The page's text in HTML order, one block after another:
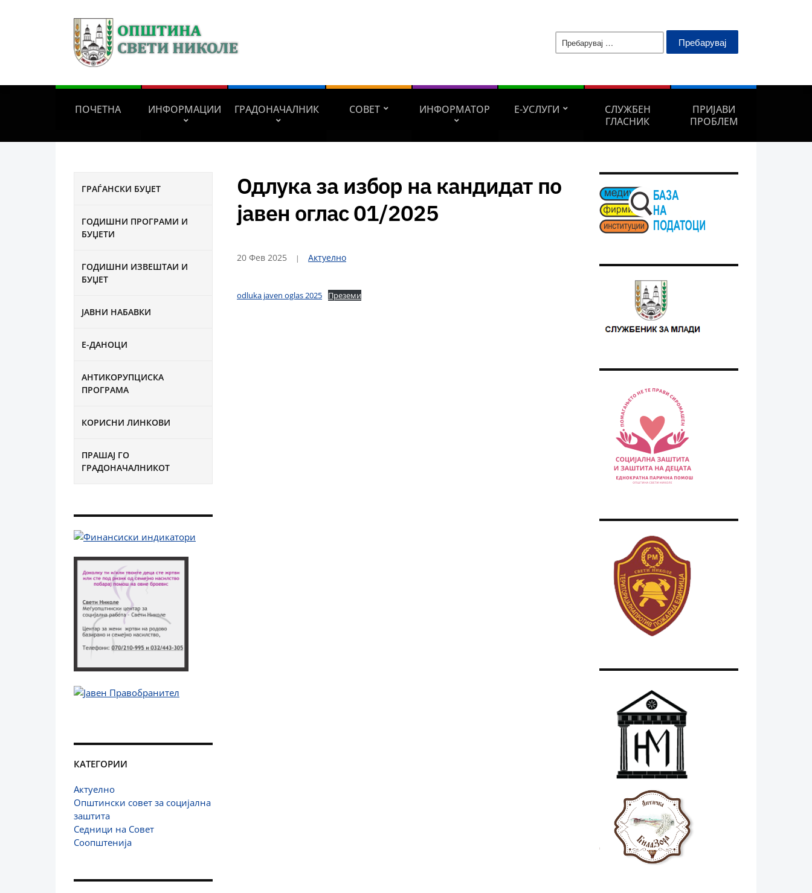
Пребарувај
ПОЧЕТНА ИНФОРМАЦИИ ГРАДОНАЧАЛНИК СОВЕТ ИНФОРМАТОР Е-УСЛУГИ
СЛУЖБЕН
ГЛАСНИК
ПРИЈАВИ
ПРОБЛЕМ
ГРАЃАНСКИ БУЏЕТ
ГОДИШНИ ПРОГРАМИ И
БУЏЕТИ
ГОДИШНИ ИЗВЕШТАИ И
БУЏЕТ
ЈАВНИ НАБАВКИ
Е-ДАНОЦИ
АНТИКОРУПЦИСКА
ПРОГРАМА
КОРИСНИ ЛИНКОВИ
ПРАШАЈ ГО
ГРАДОНАЧАЛНИКОТ
КАТЕГОРИИ
Актуелно
Општински совет за социјална
заштита
Седници на Совет
Соопштенија
Одлука за избор на кандидат по
јавен оглас 01/2025
20 Фев 2025 Актуелно
odluka javen oglas 2025 Преземи